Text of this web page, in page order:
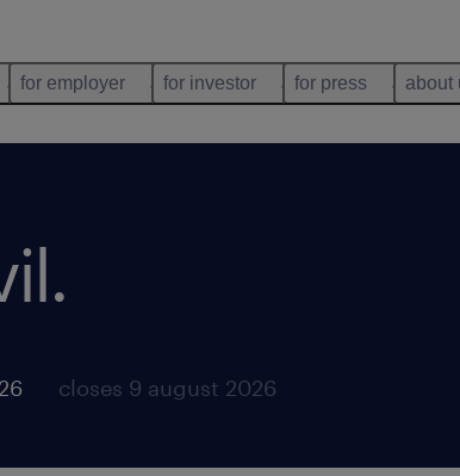
for employer for investor for press about
.
closes 9 august 2026